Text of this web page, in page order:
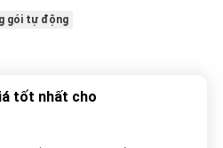
gói tự động
tốt nhất cho